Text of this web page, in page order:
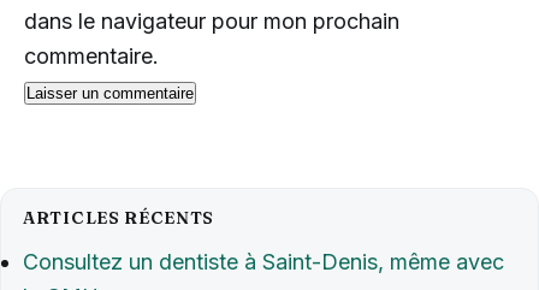
dans le navigateur pour mon prochain
commentaire.
ARTICLES RÉCENTS
Consultez un dentiste à Saint-Denis, même avec